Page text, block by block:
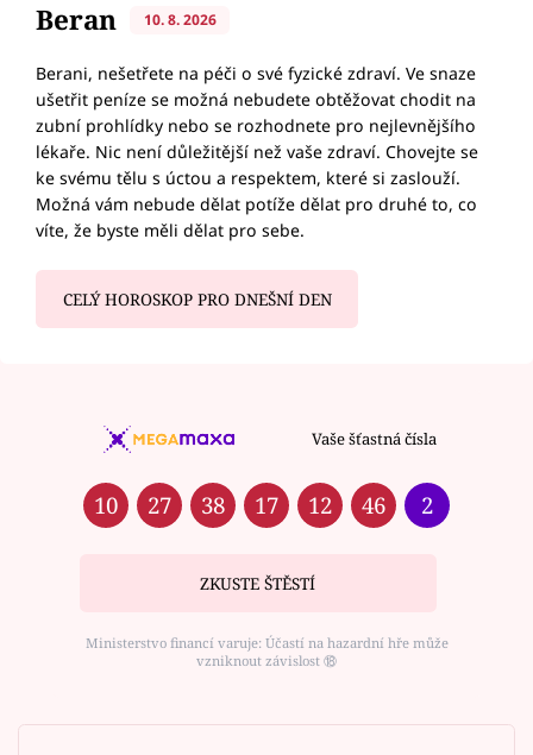
Beran 10. 8. 2026
Berani, nešetřete na péči o své fyzické zdraví. Ve snaze
ušetřit peníze se možná nebudete obtěžovat chodit na
zubní prohlídky nebo se rozhodnete pro nejlevnějšího
lékaře. Nic není důležitější než vaše zdraví. Chovejte se
ke svému tělu s úctou a respektem, které si zaslouží.
Možná vám nebude dělat potíže dělat pro druhé to, co
víte, že byste měli dělat pro sebe.
CELÝ HOROSKOP PRO DNEŠNÍ DEN
Vaše šťastná čísla
10 27 38 17 12 46 2
ZKUSTE ŠTĚSTÍ
Ministerstvo financí varuje: Účastí na hazardní hře může
vzniknout závislost ⑱